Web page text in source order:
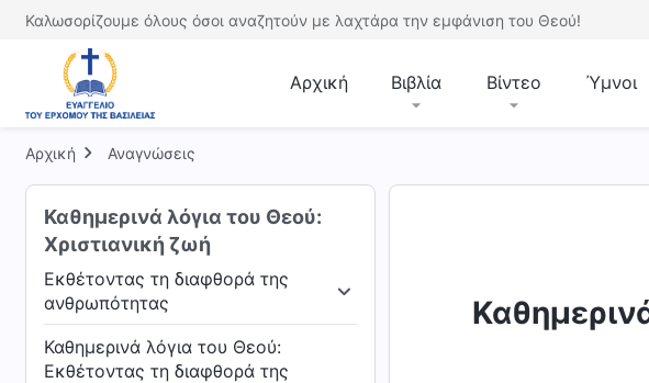
Καλωσορίζουμε όλους όσοι αναζητούν με λαχτάρα την εμφάνιση του Θεού!
Αρχική Βιβλία Βίντεο Ύμνοι
Αρχική Αναγνώσεις
Καθημερινά λόγια του Θεού:
Χριστιανική ζωή
Εκθέτοντας τη διαφθορά της
ανθρωπότητας
Εκθέτοντας τη διαφθορά της ανθρωπότητας
Καθημερινά λόγια του Θεού:
Εκθέτοντας τη διαφθορά της
ανθρωπότητας | Απόσπασμα 339
Καθημερινά λόγια του Θεού:
Καθημερινά λόγια του Θεού:
Εκθέτοντας τη διαφθορά της
ανθρωπότητας | Απόσπασμα 341
Καθημερινά λόγια του Θεού:
Εκθέτοντας τη διαφθορά της